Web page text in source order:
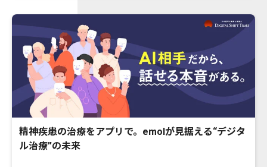
精神疾患の治療をアプリで。emolが見据える“デジタ
ル治療”の未来